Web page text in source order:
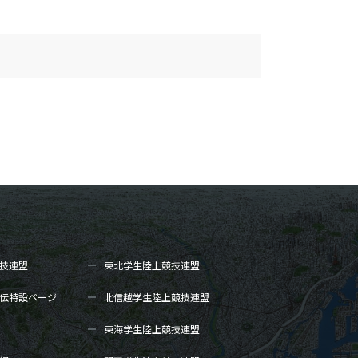
連盟 東北学生陸上競技連盟
特設ページ 北信越学生陸上競技連盟
東海学生陸上競技連盟